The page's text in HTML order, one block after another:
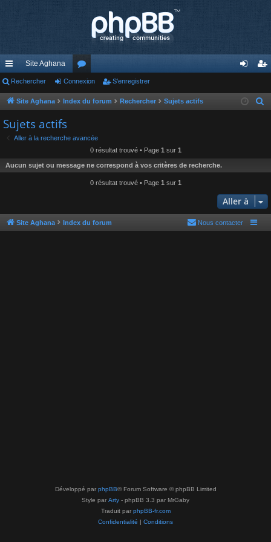
cc
ès
ra
pi
Site Aghana
or
u
s
ne nr
r
Rechercher Connexion S’enregistrer
Site Aghana Index du forum Rechercher Sujets actifs
h
e
Sujets actifs
Aller à la recherche avancée
0 résultat trouvé • Page 1 sur 1
Aucun sujet ou message ne correspond à vos critères de recherche.
0 résultat trouvé • Page 1 sur 1
Aller à
Site Aghana Index du forum Nous contacter
Développé par phpBB® Forum Software © phpBB Limited
Style par Arty - phpBB 3.3 par MrGaby
Traduit par phpBB-fr.com
Confidentialité | Conditions